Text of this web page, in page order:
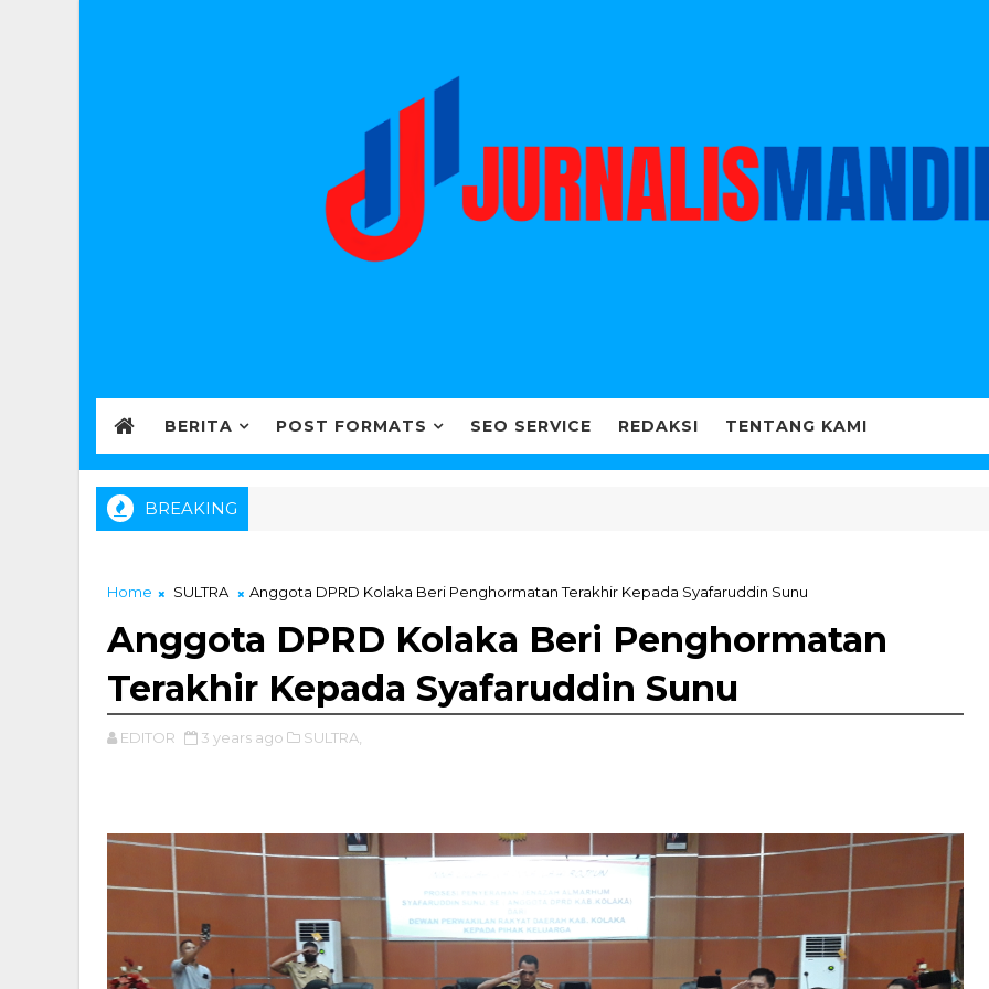
BERITA POST FORMATS SEO SERVICE REDAKSI TENTANG KAMI
BREAKING
Home SULTRA Anggota DPRD Kolaka Beri Penghormatan Terakhir Kepada Syafaruddin Sunu
Anggota DPRD Kolaka Beri Penghormatan
Terakhir Kepada Syafaruddin Sunu
EDITOR 3 years ago SULTRA,